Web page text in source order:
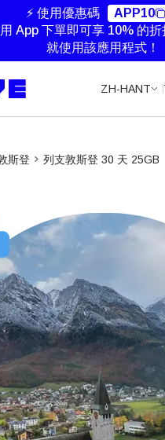
⚡ 使用優惠碼
APP10
App 下單即可享 10% 的折
就使用該應用程式！
ZH-HANT
斯登 列支敦斯登 30 天 25GB